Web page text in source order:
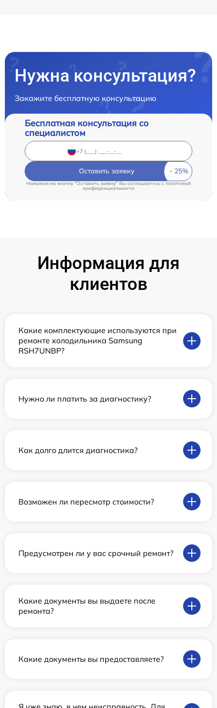
Нужна консультация?
Закажите бесплатную консультацию
Бесплатная консультация со
специалистом
Оставить заявку
Нажимая на кнопку "Оставить заявку" Вы соглашаетесь c политикой
конфиденциальности
Информация для
клиентов
Какие комплектующие используются при
ремонте холодильника Samsung
RSH7UNBP?
Нужно ли платить за диагностику?
Как долго длится диагностика?
Возможен ли пересмотр стоимости?
Предусмотрен ли у вас срочный ремонт?
Какие документы вы выдаете после
ремонта?
Какие документы вы предоставляете?